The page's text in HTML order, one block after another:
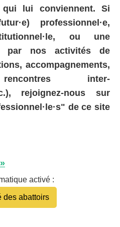
lui conviennent. Si
professionnel·e,
ou une
par nos activités de
accompagnements,
inter-
rejoignez-nous sur
de ce site
activé :
des abattoirs